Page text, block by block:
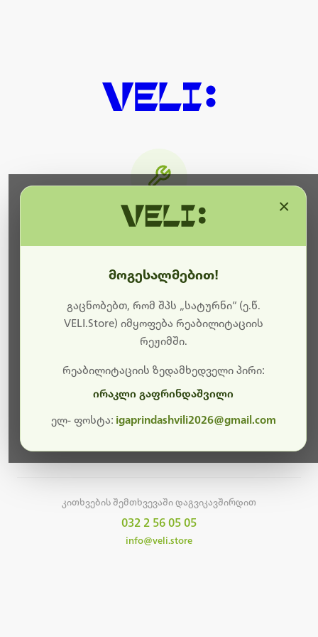
ბოდიშს გიხდით შეფერხებისთვის. ამჟამად
მიმდინარეობს საიტის განახლება და ტექნიკური
სამუშაოები.
მალე ისევ ხელმისაწვდომი იქნება. გმადლობთ
კითხვების შემთხვევაში დაგვიკავშირდით
032 2 56 05 05
info@veli.store
მოგესალმებით!
გაცნობებთ, რომ შპს „სატურნი“ (ე.წ.
VELI.Store) იმყოფება რეაბილიტაციის
რეჟიმში.
რეაბილიტაციის ზედამხედველი პირი:
ირაკლი გაფრინდაშვილი
ელ- ფოსტა: igaprindashvili2026@gmail.com
×